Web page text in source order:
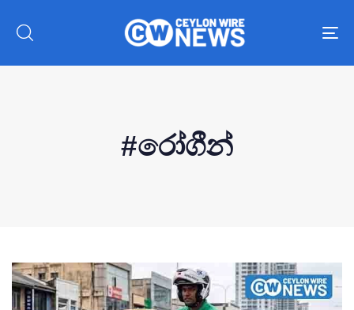
#රෝගීන්